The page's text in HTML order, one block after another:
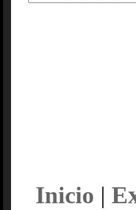
Inicio |